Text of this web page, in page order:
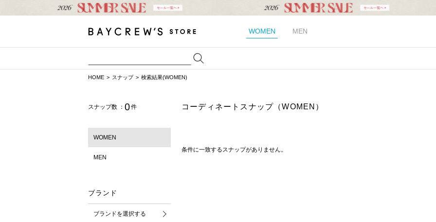
WOMEN MEN
HOME スナップ 検索結果(WOMEN)
スナップ数 ： 0件
WOMEN
MEN
ブランド
ブランドを選択する
コーディネートスナップ（WOMEN）
条件に一致するスナップがありません。